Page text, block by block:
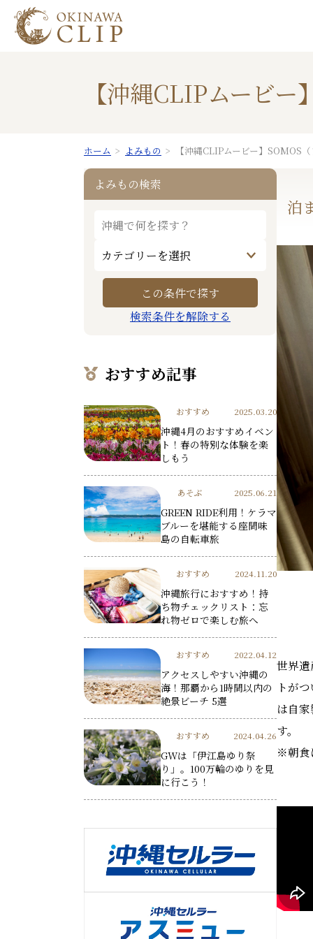
【沖縄CLIPムービ
ホーム よみもの 【沖縄CLIPムービー】SOMOS
泊
世界
トが
は自
す。
※朝食
よみもの検索
検索条件を解除する
おすすめ記事
おすすめ 2025.03.20
沖縄4月のおすすめイベン
ト！春の特別な体験を楽
しもう
あそぶ 2025.06.21
GREEN RIDE利用！ケラマ
ブルーを堪能する座間味
島の自転車旅
おすすめ 2024.11.20
沖縄旅行におすすめ！持
ち物チェックリスト：忘
れ物ゼロで楽しむ旅へ
おすすめ 2022.04.12
アクセスしやすい沖縄の
海！那覇から1時間以内の
絶景ビーチ 5選
おすすめ 2024.04.26
GWは「伊江島ゆり祭
り」。100万輪のゆりを見
に行こう！